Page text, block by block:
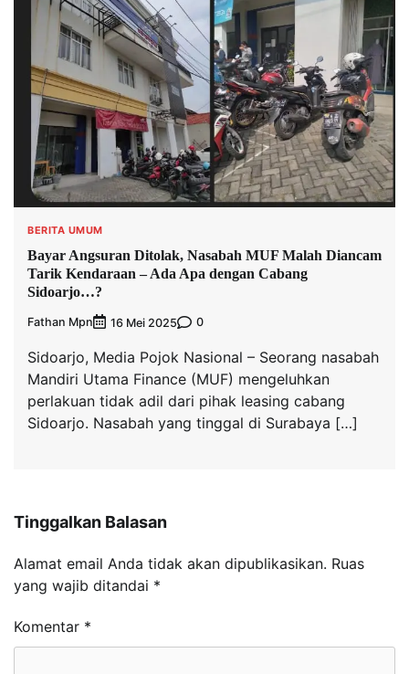
BERITA UMUM
Bayar Angsuran Ditolak, Nasabah MUF Malah Diancam
Tarik Kendaraan – Ada Apa dengan Cabang
Sidoarjo…?
Fathan Mpn 16 Mei 2025 0
Sidoarjo, Media Pojok Nasional – Seorang nasabah
Mandiri Utama Finance (MUF) mengeluhkan
perlakuan tidak adil dari pihak leasing cabang
Sidoarjo. Nasabah yang tinggal di Surabaya […]
Tinggalkan Balasan
Alamat email Anda tidak akan dipublikasikan. Ruas
yang wajib ditandai *
Komentar *